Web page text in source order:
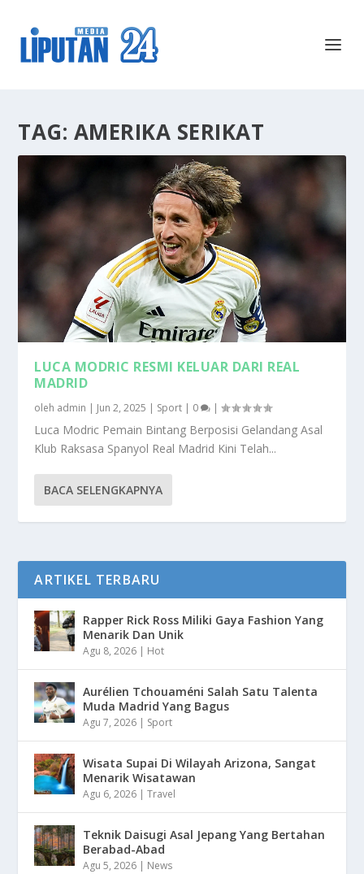
TAG: AMERIKA SERIKAT
LUCA MODRIC RESMI KELUAR DARI REAL
MADRID
oleh admin | Jun 2, 2025 | Sport | 0 |
Luca Modric Pemain Bintang Berposisi Gelandang Asal
Klub Raksasa Spanyol Real Madrid Kini Telah...
BACA SELENGKAPNYA
ARTIKEL TERBARU
Rapper Rick Ross Miliki Gaya Fashion Yang
Menarik Dan Unik
Agu 8, 2026 | Hot
Aurélien Tchouaméni Salah Satu Talenta
Muda Madrid Yang Bagus
Agu 7, 2026 | Sport
Wisata Supai Di Wilayah Arizona, Sangat
Menarik Wisatawan
Agu 6, 2026 |Travel
Teknik Daisugi Asal Jepang Yang Bertahan
Berabad-Abad
Agu 5, 2026 | News